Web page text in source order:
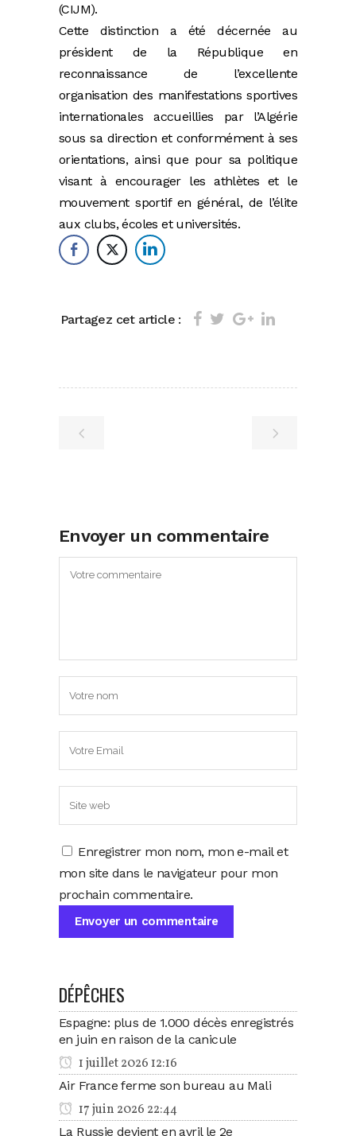
(CIJM).
Cette distinction a été décernée au
président de la République en
reconnaissance de l’excellente
organisation des manifestations sportives
internationales accueillies par l’Algérie
sous sa direction et conformément à ses
orientations, ainsi que pour sa politique
visant à encourager les athlètes et le
mouvement sportif en général, de l’élite
aux clubs, écoles et universités.
Partagez cet article :
Envoyer un commentaire
Enregistrer mon nom, mon e-mail et
mon site dans le navigateur pour mon
prochain commentaire.
DÉPÊCHES
Espagne: plus de 1.000 décès enregistrés
en juin en raison de la canicule
1 juillet 2026 12:16
Air France ferme son bureau au Mali
17 juin 2026 22:44
La Russie devient en avril le 2e